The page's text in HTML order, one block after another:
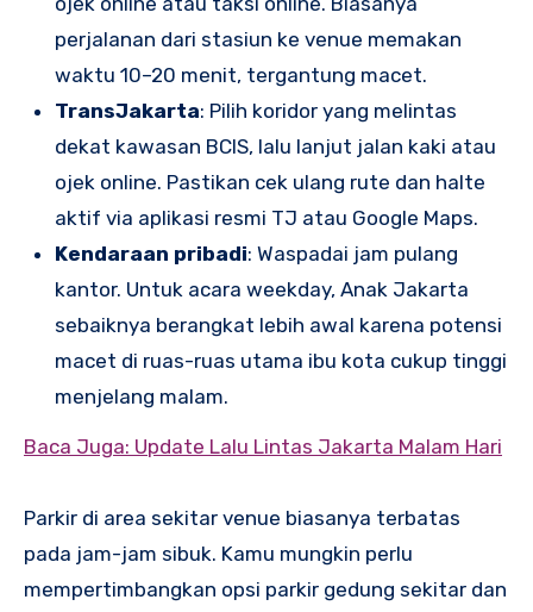
perjalanan dari stasiun ke venue memakan
waktu 10–20 menit, tergantung macet.
TransJakarta: Pilih koridor yang melintas
dekat kawasan BCIS, lalu lanjut jalan kaki atau
ojek online. Pastikan cek ulang rute dan halte
aktif via aplikasi resmi TJ atau Google Maps.
Kendaraan pribadi: Waspadai jam pulang
kantor. Untuk acara weekday, Anak Jakarta
sebaiknya berangkat lebih awal karena potensi
macet di ruas-ruas utama ibu kota cukup tinggi
menjelang malam.
Baca Juga: Update Lalu Lintas Jakarta Malam Hari
Parkir di area sekitar venue biasanya terbatas
pada jam-jam sibuk. Kamu mungkin perlu
mempertimbangkan opsi parkir gedung sekitar dan